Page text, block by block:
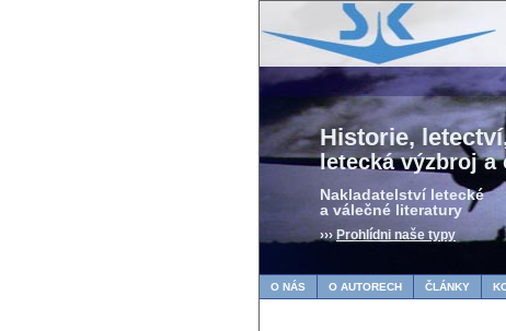
Historie,
letecká výzbroj a
Nakladatelství letecké
a válečné literatury
››› Prohlídni naše typy
O NÁS O AUTORECH ČLÁNKY